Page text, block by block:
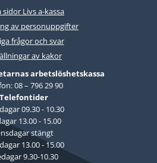
sidor Livs a-kassa
av personuppgifter
frågor och svar
av kakor
arbetslöshetskassa
08 – 796 29 90
Telefontider
09.30 - 10.30
13.00 - 15.00
stängt
13.00 - 15.00
9.30-10.30